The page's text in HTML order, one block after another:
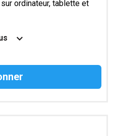
ordinateur, tablette et
numérique avant la sortie
résérvées aux